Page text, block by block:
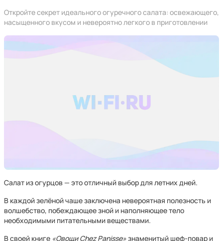
Откройте секрет идеального огуречного салата: освежающего,
насыщенного вкусом и невероятно легкого в приготовлении
Салат из огурцов — это отличный выбор для летних дней.
В каждой зелёной чаше заключена невероятная полезность и
волшебство, побеждающее зной и наполняющее тело
необходимыми питательными веществами.
В своей книге «Овощи Chez Panisse»знаменитый шеф-повар и